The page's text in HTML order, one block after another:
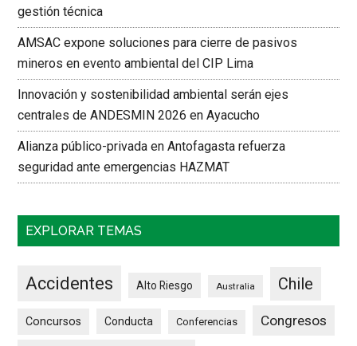
gestión técnica
AMSAC expone soluciones para cierre de pasivos
mineros en evento ambiental del CIP Lima
Innovación y sostenibilidad ambiental serán ejes
centrales de ANDESMIN 2026 en Ayacucho
Alianza público-privada en Antofagasta refuerza
seguridad ante emergencias HAZMAT
EXPLORAR TEMAS
Accidentes Alto Riesgo Australia Chile
Concursos Conducta Conferencias Congresos